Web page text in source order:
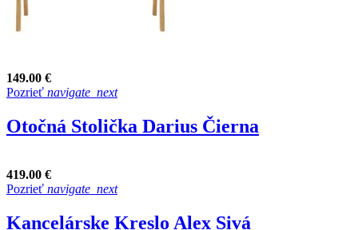
149.00 €
Pozrieť navigate_next
Otočná Stolička Darius Čierna
419.00 €
Pozrieť navigate_next
Kancelárske Kreslo Alex Sivá